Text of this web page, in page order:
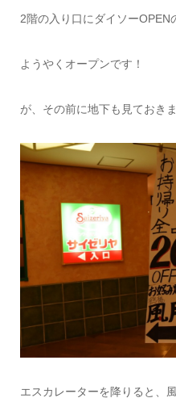
2階の入り口にダイソーOPEN
ようやくオープンです！
が、その前に地下も見ておきま
エスカレーターを降りると、